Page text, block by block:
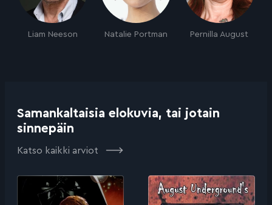
Liam Neeson Natalie Portman Pernilla August
Samankaltaisia elokuvia, tai jotain
sinnepäin
Katso kaikki arviot